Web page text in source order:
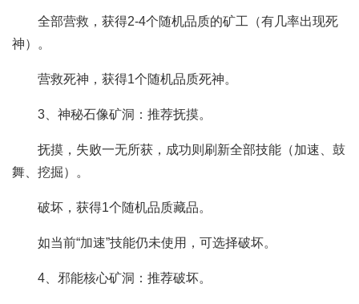
全部营救，获得2-4个随机品质的矿工（有几率出现死
神）。
营救死神，获得1个随机品质死神。
3、神秘石像矿洞：推荐抚摸。
抚摸，失败一无所获，成功则刷新全部技能（加速、鼓
舞、挖掘）。
破坏，获得1个随机品质藏品。
如当前“加速”技能仍未使用，可选择破坏。
4、邪能核心矿洞：推荐破坏。